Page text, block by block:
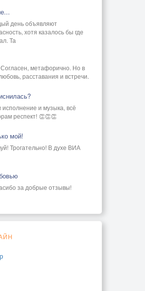
день объявляют
хотя казалось бы где
Та
метафорично. Но в
расставания и встречи.
исполнение и музыка, всё
респект! 👏👏👏
мой!
Трогательно! В духе ВИА
за добрые отзывы!